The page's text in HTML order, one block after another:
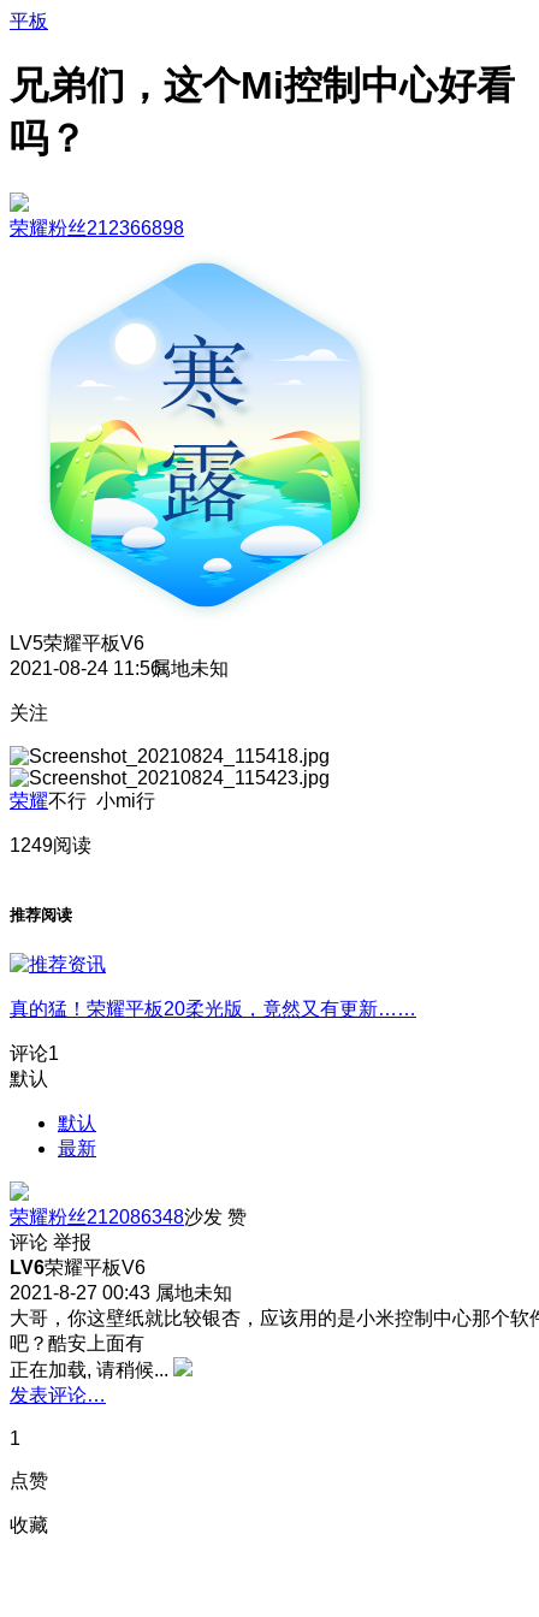
平板
兄弟们，这个Mi控制中心好看
吗？
荣耀粉丝212366898
LV5荣耀平板V6
2021-08-24 11:56属地未知
关注
荣耀不行 小mi行
1249阅读
推荐阅读
真的猛！荣耀平板20柔光版，竟然又有更新……
评论1
默认
默认
最新
荣耀粉丝212086348沙发 赞
评论 举报
LV6荣耀平板V6
2021-8-27 00:43 属地未知
大哥，你这壁纸就比较银杏，应该用的是小米控制中心那个软
吧？ 酷安上面有
正在加载, 请稍候...
发表评论…
1
点赞
收藏